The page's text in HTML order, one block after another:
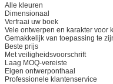
Alle kleuren
Dimensionaal
Verfraai uw boek
Vele ontwerpen en karakter voor
Gemakkelijk van toepassing te
Beste prijs
Met veiligheidsvoorschrift
Laag MOQ-vereiste
Eigen ontwerponthaal
Professionele klantenservice